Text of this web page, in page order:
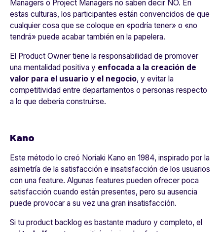
Managers o Project Managers no saben decir NO. En
estas culturas, los participantes están convencidos de que
cualquier cosa que se coloque en «podría tener» o «no
tendrá» puede acabar también en la papelera.
El Product Owner tiene la responsabilidad de promover
una mentalidad positiva y enfocada a la creación de
valor para el usuario y el negocio, y evitar la
competitividad entre departamentos o personas respecto
a lo que debería construirse.
Kano
Este método lo creó Noriaki Kano en 1984, inspirado por la
asimetría de la satisfacción e insatisfacción de los usuarios
con una feature. Algunas features pueden ofrecer poca
satisfacción cuando están presentes, pero su ausencia
puede provocar a su vez una gran insatisfacción.
Si tu product backlog es bastante maduro y completo, el